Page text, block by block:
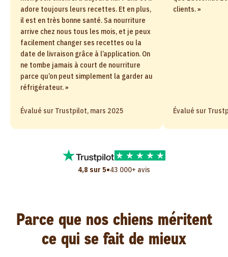
adore toujours leurs recettes. Et en plus,
il est en très bonne santé. Sa nourriture
arrive chez nous tous les mois, et je peux
facilement changer ses recettes ou la
date de livraison grâce à l’application. On
ne tombe jamais à court de nourriture
parce qu’on peut simplement la garder au
réfrigérateur. »
Évalué sur Trustpilot, mars 2025
clients. »
Évalué sur
4,8 sur 5•43 000+ avis
Parce que nos chiens méritent
ce qui se fait de mieux